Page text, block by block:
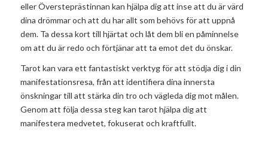
eller Översteprästinnan kan hjälpa dig att inse att du är värd
dina drömmar och att du har allt som behövs för att uppnå
dem. Ta dessa kort till hjärtat och låt dem bli en påminnelse
om att du är redo och förtjänar att ta emot det du önskar.
Tarot kan vara ett fantastiskt verktyg för att stödja dig i din
manifestationsresa, från att identifiera dina innersta
önskningar till att stärka din tro och vägleda dig mot målen.
Genom att följa dessa steg kan tarot hjälpa dig att
manifestera medvetet, fokuserat och kraftfullt.